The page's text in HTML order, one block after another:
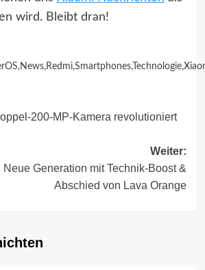
wird. Bleibt dran!
,News,Redmi,Smartphones,Technologie,
200-MP-Kamera revolutioniert
Weiter:
Generation mit Technik-Boost &
Abschied von Lava Orange